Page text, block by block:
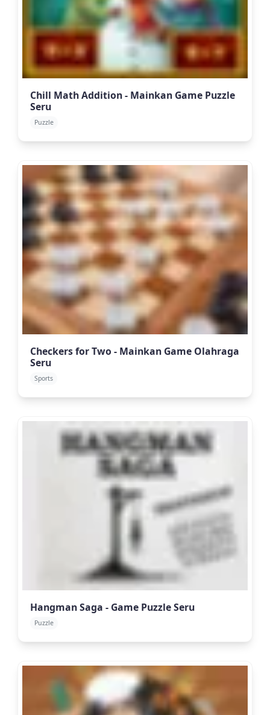
Chill Math Addition - Mainkan Game Puzzle
Seru
Puzzle
Checkers for Two - Mainkan Game Olahraga
Seru
Sports
Hangman Saga - Game Puzzle Seru
Puzzle